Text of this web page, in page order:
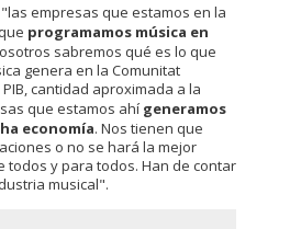
empresas que estamos en la
programamos música en
sabremos qué es lo que
genera en la Comunitat
cantidad aproximada a la
que estamos ahí generamos
economía. Nos tienen que
o no se hará la mejor
todos y para todos. Han de contar
musical".